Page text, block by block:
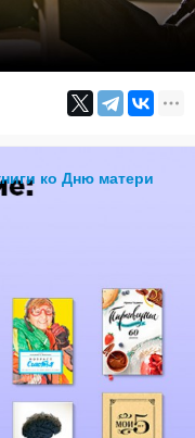
ко Дню матери